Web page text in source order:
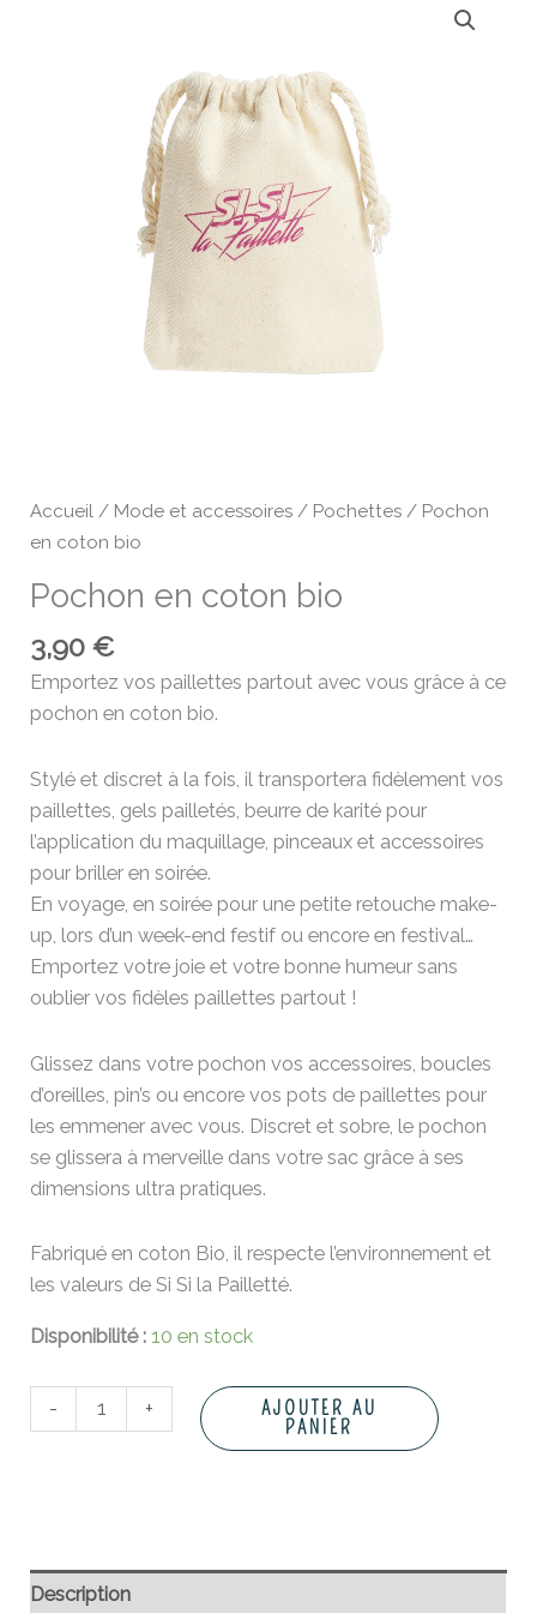
Accueil / Mode et accessoires / Pochettes / Pochon
en coton bio
Pochon en coton bio
3,90€
Emportez vos paillettes partout avec vous grâce à ce
pochon en coton bio.
Stylé et discret à la fois, il transportera fidèlement vos
paillettes, gels pailletés, beurre de karité pour
l’application du maquillage, pinceaux et accessoires
pour briller en soirée.
En voyage, en soirée pour une petite retouche make-
up, lors d’un week-end festif ou encore en festival…
Emportez votre joie et votre bonne humeur sans
oublier vos fidèles paillettes partout !
Glissez dans votre pochon vos accessoires, boucles
d’oreilles, pin’s ou encore vos pots de paillettes pour
les emmener avec vous. Discret et sobre, le pochon
se glissera à merveille dans votre sac grâce à ses
dimensions ultra pratiques.
Fabriqué en coton Bio, il respecte l’environnement et
les valeurs de Si Si la Pailletté.
Disponibilité : 10 en stock
- +
AJOUTER AU
PANIER
Description